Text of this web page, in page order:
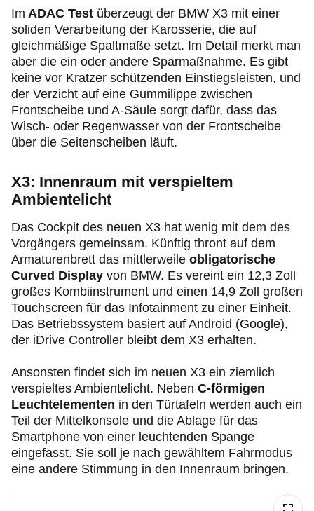
Im ADAC Test überzeugt der BMW X3 mit einer
soliden Verarbeitung der Karosserie, die auf
gleichmäßige Spaltmaße setzt. Im Detail merkt man
aber die ein oder andere Sparmaßnahme. Es gibt
keine vor Kratzer schützenden Einstiegsleisten, und
der Verzicht auf eine Gummilippe zwischen
Frontscheibe und A-Säule sorgt dafür, dass das
Wisch- oder Regenwasser von der Frontscheibe
über die Seitenscheiben läuft.
X3: Innenraum mit verspieltem
Ambientelicht
Das Cockpit des neuen X3 hat wenig mit dem des
Vorgängers gemeinsam. Künftig thront auf dem
Armaturenbrett das mittlerweile obligatorische
Curved Display von BMW. Es vereint ein 12,3 Zoll
großes Kombiinstrument und einen 14,9 Zoll großen
Touchscreen für das Infotainment zu einer Einheit.
Das Betriebssystem basiert auf Android (Google),
der iDrive Controller bleibt dem X3 erhalten.
Ansonsten findet sich im neuen X3 ein ziemlich
verspieltes Ambientelicht. Neben C-förmigen
Leuchtelementen in den Türtafeln werden auch ein
Teil der Mittelkonsole und die Ablage für das
Smartphone von einer leuchtenden Spange
eingefasst. Sie soll je nach gewähltem Fahrmodus
eine andere Stimmung in den Innenraum bringen.